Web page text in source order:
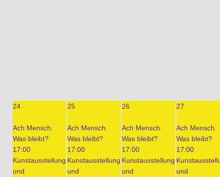
24
Ach Mensch.
Was bleibt?
17:00
Kunstausstellung
und
25
Ach Mensch.
Was bleibt?
17:00
Kunstausstellung
und
26
Ach Mensch.
Was bleibt?
17:00
Kunstausstellung
und
27
Ach Mensch.
Was bleibt?
17:00
und